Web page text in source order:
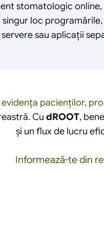
stomatologic
singur loc
sau aplicații
evidența pacienților,
Cu dROOT,
și un flux de lucru
Informează-te din